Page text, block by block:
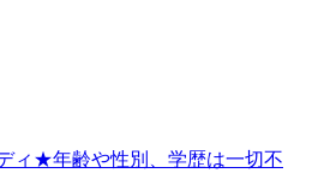
ィ★年齢や性別、学歴は一切不